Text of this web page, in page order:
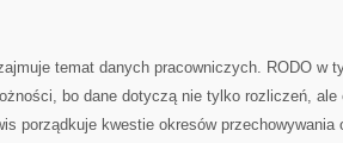
temat danych pracowniczych. RODO w
bo dane dotyczą nie tylko rozliczeń,
porządkuje kwestie okresów